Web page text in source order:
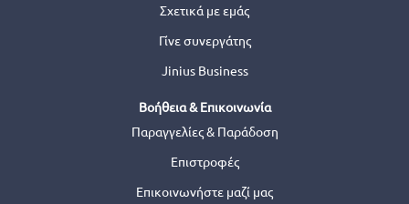
Σχετικά με εμάς
Γίνε συνεργάτης
Jinius Business
Βοήθεια & Επικοινωνία
Παραγγελίες & Παράδοση
Επιστροφές
Επικοινωνήστε μαζί μας